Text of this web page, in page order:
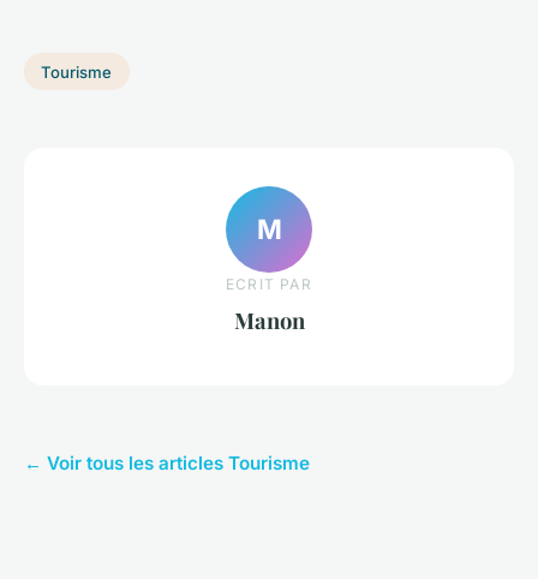
Tourisme
M
ECRIT PAR
Manon
← Voir tous les articles Tourisme